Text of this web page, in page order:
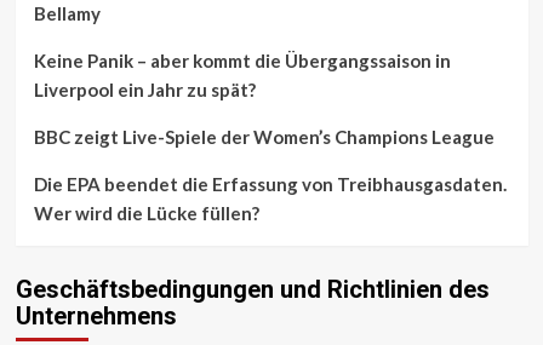
Bellamy
Keine Panik – aber kommt die Übergangssaison in
Liverpool ein Jahr zu spät?
BBC zeigt Live-Spiele der Women’s Champions League
Die EPA beendet die Erfassung von Treibhausgasdaten.
Wer wird die Lücke füllen?
Geschäftsbedingungen und Richtlinien des
Unternehmens